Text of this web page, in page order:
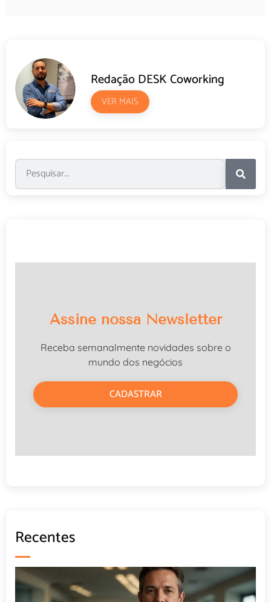
Redação DESK Coworking
VER MAIS
Assine nossa Newsletter
Receba semanalmente novidades sobre o
mundo dos negócios
CADASTRAR
Recentes